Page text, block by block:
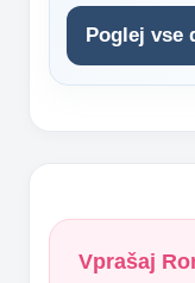
Poglej vse
Vprašaj